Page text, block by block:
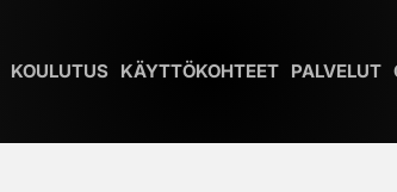
KOULUTUS KÄYTTÖKOHTEET PALVELUT